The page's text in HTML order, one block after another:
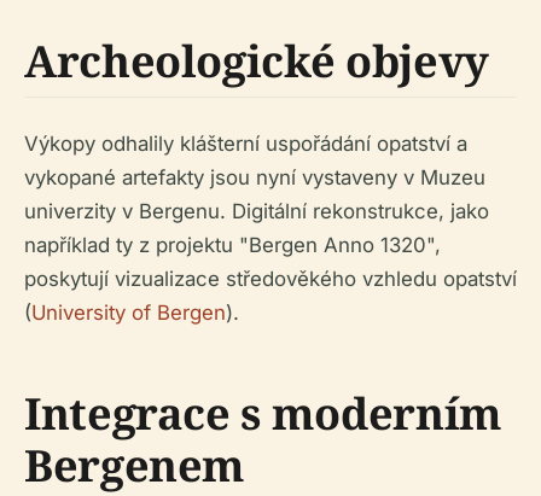
Archeologické objevy
Výkopy odhalily klášterní uspořádání opatství a
vykopané artefakty jsou nyní vystaveny v Muzeu
univerzity v Bergenu. Digitální rekonstrukce, jako
například ty z projektu "Bergen Anno 1320",
poskytují vizualizace středověkého vzhledu opatství
(University of Bergen).
Integrace s moderním
Bergenem